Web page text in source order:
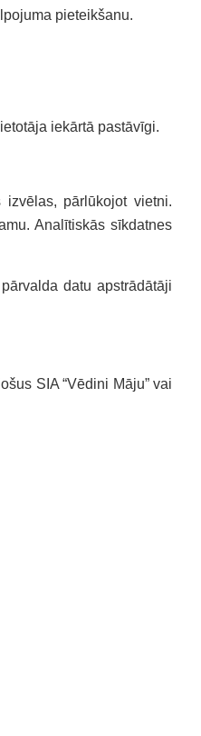
pieteikšanu.
iekārtā pastāvīgi.
pārlūkojot vietni.
Analītiskās sīkdatnes
datu apstrādātāji
SIA “Vēdini Māju” vai